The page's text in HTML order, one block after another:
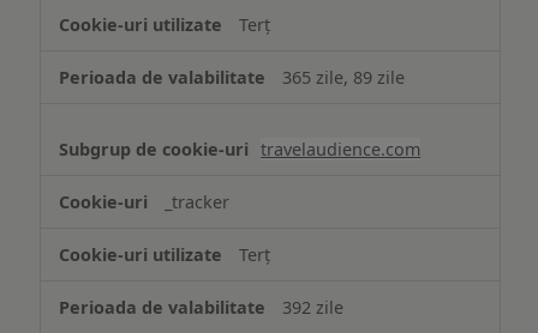
Terț
365 zile, 89 zile
travelaudience.com
_tracker
Terț
392 zile